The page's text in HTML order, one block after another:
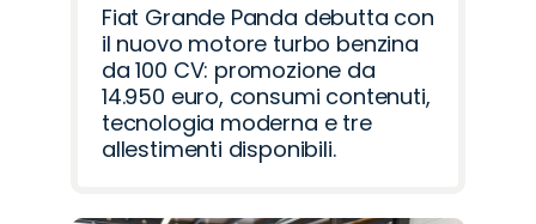
Fiat Grande Panda debutta con
il nuovo motore turbo benzina
da 100 CV: promozione da
14.950 euro, consumi contenuti,
tecnologia moderna e tre
allestimenti disponibili.